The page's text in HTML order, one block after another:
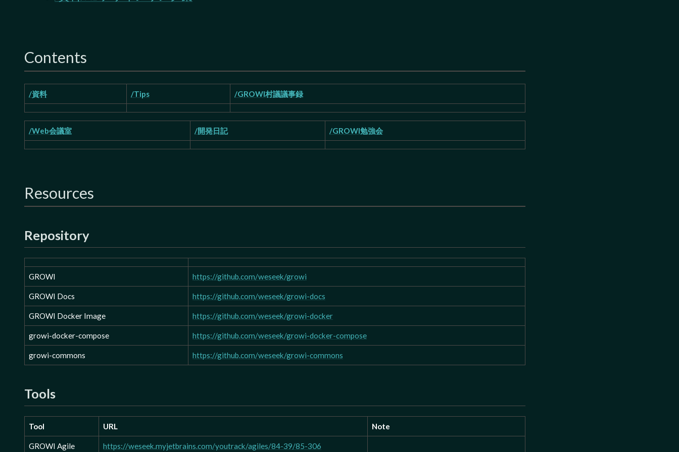
Contents
/資料 /Tips /GROWI村議議事録
/Web会議室 /開発日記 /GROWI勉強会
Resources
Repository
GROWI https://github.com/weseek/growi
GROWI Docs https://github.com/weseek/growi-docs
GROWI Docker Image https://github.com/weseek/growi-docker
growi-docker-compose https://github.com/weseek/growi-docker-compose
growi-commons https://github.com/weseek/growi-commons
Tools
Tool URL Note
GROWI Agile https://weseek.myjetbrains.com/youtrack/agiles/84-39/85-306